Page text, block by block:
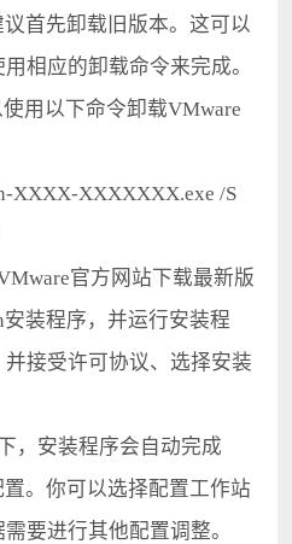
首先卸载旧版本。这可以
相应的卸载命令来完成。
用以下命令卸载VMware
XXXXXXX.exe /S
官方网站下载最新版
装程序，并运行安装程
接受许可协议、选择安装
安装程序会自动完成
。你可以选择配置工作站
要进行其他配置调整。